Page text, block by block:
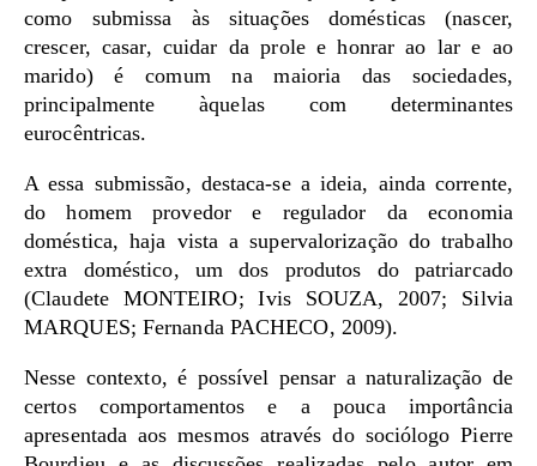
como submissa às situações domésticas (nascer,
crescer, casar, cuidar da prole e honrar ao lar e ao
marido) é comum na maioria das sociedades,
principalmente àquelas com determinantes
eurocêntricas.
A essa submissão, destaca-se a ideia, ainda corrente,
do homem provedor e regulador da economia
doméstica, haja vista a supervalorização do trabalho
extra doméstico, um dos produtos do patriarcado
(Claudete MONTEIRO; Ivis SOUZA, 2007; Silvia
MARQUES; Fernanda PACHECO, 2009).
Nesse contexto, é possível pensar a naturalização de
certos comportamentos e a pouca importância
apresentada aos mesmos através do sociólogo Pierre